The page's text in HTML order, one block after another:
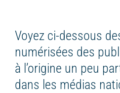
Voyez ci-dessous
numérisées des
à l’origine un peu
dans les médias